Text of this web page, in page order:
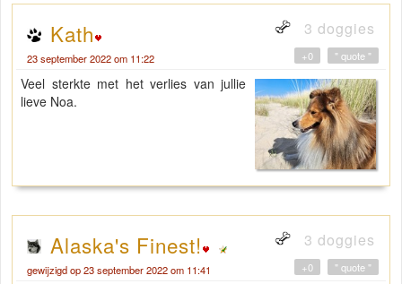
Kath 3 doggies
23 september 2022 om 11:22 " quote "
+0
Veel sterkte met het verlies van jullie
lieve Noa.
Alaska's Finest! 3 doggies
gewijzigd op 23 september 2022 om 11:41 " quote "
+0